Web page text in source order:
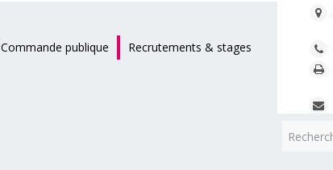
Commande publique Recrutements & stages